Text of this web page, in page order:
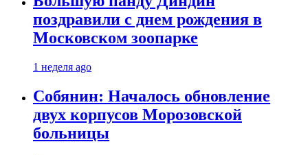
поздравили с днем рождения в
Московском зоопарке
1 неделя ago
Собянин: Началось обновление
двух корпусов Морозовской
больницы